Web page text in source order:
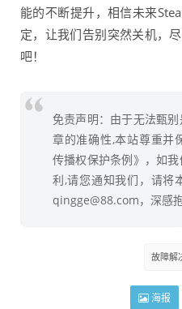
能的不断提升，相信未来
定，让我们告别突然关机，
吧！
免责声明：由于无法甄
章的准确性,本站尊重并
传播权保护条例》，如
利,请您通知我们，请将
qingge@88.com，深感
故障解
海报